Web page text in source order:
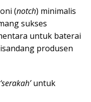
(notch) minimalis
sukses
untuk baterai
produsen
‘serakah’untuk